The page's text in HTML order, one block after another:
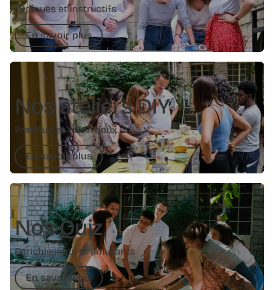
Ludiques et instructifs
En savoir plus
Nos ateliers DIY
Pratique et conviviaux
En savoir plus
Nos Quiz
Enrichissants et amusants
En savoir plus